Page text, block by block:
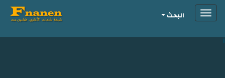
i
Toggleالبحث